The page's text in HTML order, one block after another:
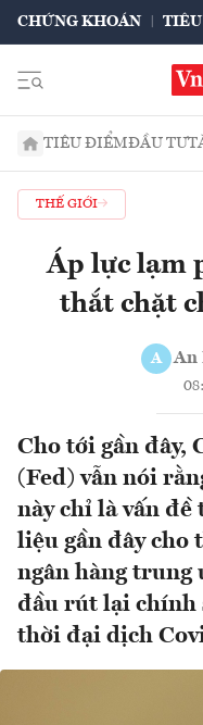
CHỨNG KHOÁN TIÊU
TIÊU ĐIỂMĐẦU TƯ
THẾ GIỚI
Áp lực lạm
thắt chặt
A An
Cho tới gần đây,
(Fed) vẫn nói
này chỉ là vấn đề
liệu gần đây cho
ngân hàng trung
đầu rút lại chính
thời đại dịch